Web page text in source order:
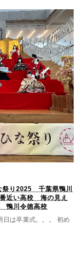
祭り2025 千葉県鴨川
近い高校 海の見え
鴨川令徳高校
日は卒業式。。。 初め